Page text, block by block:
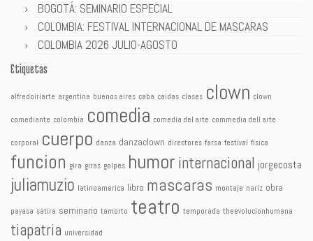
BOGOTÁ: SEMINARIO ESPECIAL
COLOMBIA: FESTIVAL INTERNACIONAL DE MASCARAS
COLOMBIA 2026 JULIO-AGOSTO
Etiquetas
alfredoiriarte argentina buenos aires caba caidas clases clown clown
comediante colombia comedia comedia del arte commedia dell arte
corporal cuerpo danza danzaclown directores farsa festival fisica
funcion gira giras golpes humor internacional jorgecosta
juliamuzio latinoamerica libro mascaras montaje nariz obra
payasa satira seminario tamorto teatro temporada theevolucionhumana
tiapatria universidad